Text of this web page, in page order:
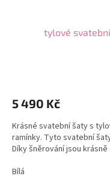
tylové
5 490 Kč
Krásné svatební šaty s
ramínky. Tyto svatební
Díky šněrování jsou krásně
Bílá